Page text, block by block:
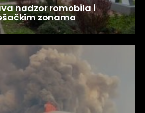
nadzor romobila i
zonama